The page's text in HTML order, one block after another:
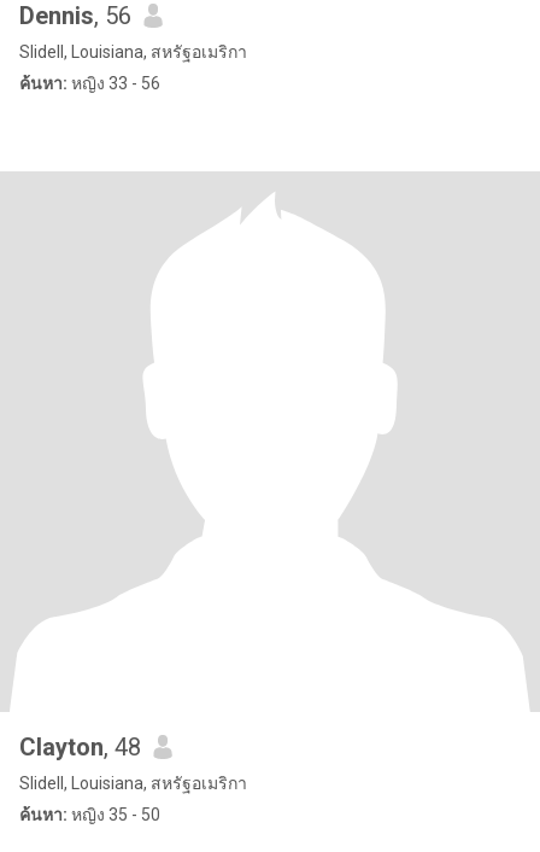
Dennis, 56
Slidell, Louisiana, สหรัฐอเมริกา
ค้นหา: หญิง 33 - 56
Clayton, 48
Slidell, Louisiana, สหรัฐอเมริกา
ค้นหา: หญิง 35 - 50